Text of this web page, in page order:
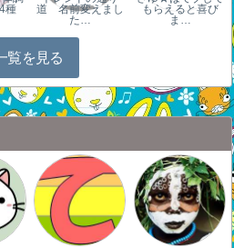
種
道 名前変えまし
た…
もらえると喜び
ま…
覧を見る